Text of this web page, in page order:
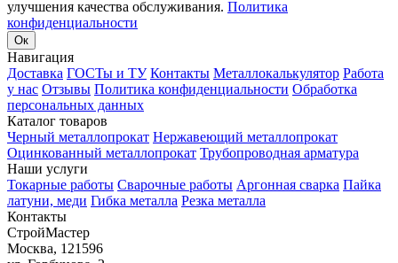
улучшения качества обслуживания. Политика
конфиденциальности
Ок
Навигация
Доставка ГОСТы и ТУ Контакты Металлокалькулятор Работа
у нас Отзывы Политика конфиденциальности Обработка
персональных данных
Каталог товаров
Черный металлопрокат Нержавеющий металлопрокат
Оцинкованный металлопрокат Трубопроводная арматура
Наши услуги
Токарные работы Сварочные работы Аргонная сварка Пайка
латуни, меди Гибка металла Резка металла
Контакты
СтройМастер
Москва, 121596